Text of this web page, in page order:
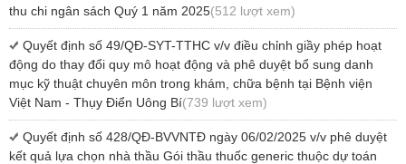
thu chi ngân sách Quý 1 năm 2025(512 lượt xem)
Quyết định số 49/QĐ-SYT-TTHC v/v điều chỉnh giầy phép hoạt
động do thay đổi quy mô hoạt động và phê duyệt bổ sung danh
mục kỹ thuật chuyên môn trong khám, chữa bệnh tại Bệnh viện
Việt Nam - Thụy Điển Uông Bí(739 lượt xem)
Quyết định số 428/QĐ-BVVNTĐ ngày 06/02/2025 v/v phê duyệt
kết quả lựa chọn nhà thầu Gói thầu thuốc generic thuộc dự toán